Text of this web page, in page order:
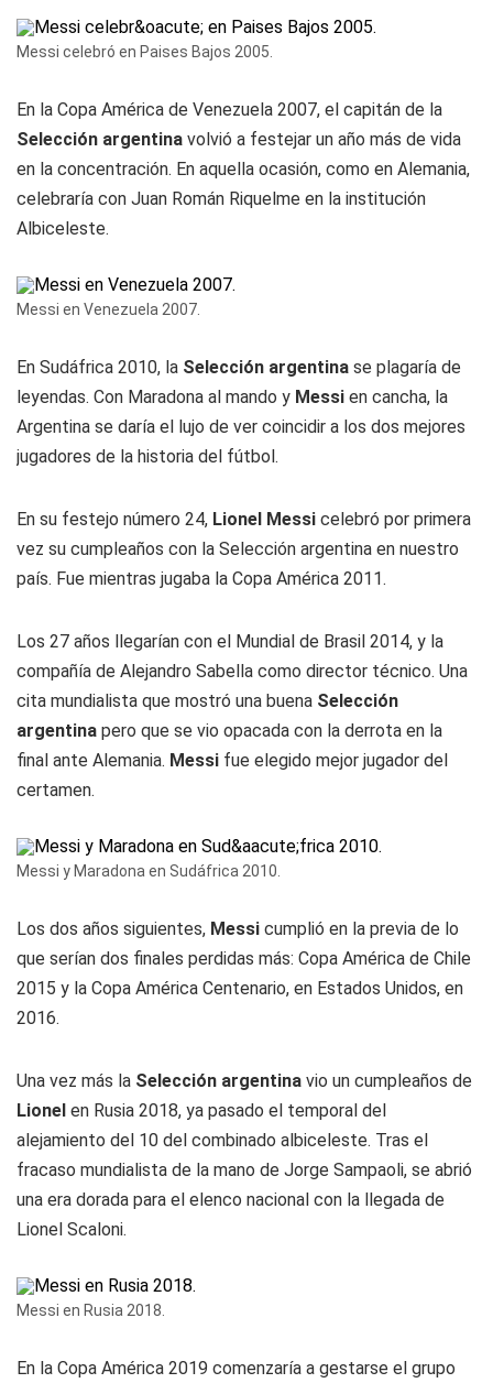
Messi celebró en Paises Bajos 2005.
En la Copa América de Venezuela 2007, el capitán de la
Selección argentina volvió a festejar un año más de vida
en la concentración. En aquella ocasión, como en Alemania,
celebraría con Juan Román Riquelme en la institución
Albiceleste.
Messi en Venezuela 2007.
En Sudáfrica 2010, la Selección argentina se plagaría de
leyendas. Con Maradona al mando y Messi en cancha, la
Argentina se daría el lujo de ver coincidir a los dos mejores
jugadores de la historia del fútbol.
En su festejo número 24, Lionel Messi celebró por primera
vez su cumpleaños con la Selección argentina en nuestro
país. Fue mientras jugaba la Copa América 2011.
Los 27 años llegarían con el Mundial de Brasil 2014, y la
compañía de Alejandro Sabella como director técnico. Una
cita mundialista que mostró una buena Selección
argentina pero que se vio opacada con la derrota en la
final ante Alemania. Messi fue elegido mejor jugador del
certamen.
Messi y Maradona en Sudáfrica 2010.
Los dos años siguientes, Messi cumplió en la previa de lo
que serían dos finales perdidas más: Copa América de Chile
2015 y la Copa América Centenario, en Estados Unidos, en
2016.
Una vez más la Selección argentina vio un cumpleaños de
Lionel en Rusia 2018, ya pasado el temporal del
alejamiento del 10 del combinado albiceleste. Tras el
fracaso mundialista de la mano de Jorge Sampaoli, se abrió
una era dorada para el elenco nacional con la llegada de
Lionel Scaloni.
Messi en Rusia 2018.
En la Copa América 2019 comenzaría a gestarse el grupo